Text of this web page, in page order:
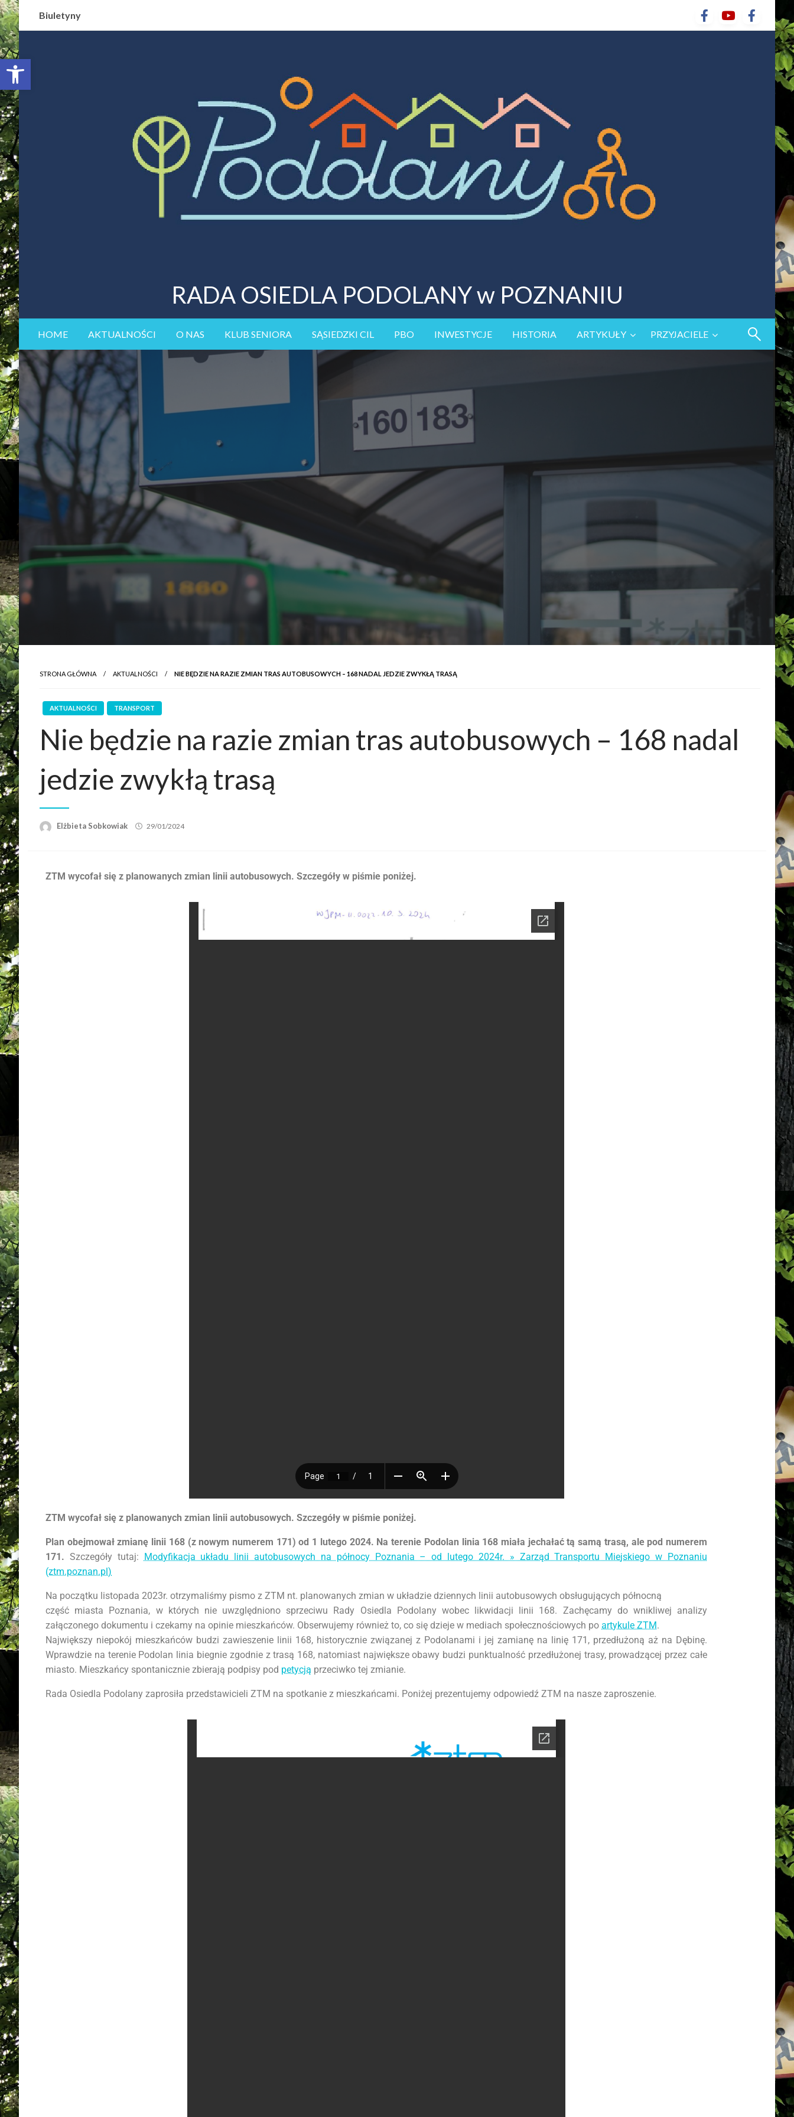
Otwórz pasek narzędzi
Biuletyny
RADA OSIEDLA PODOLANY w POZNANIU
HOME AKTUALNOŚCI O NAS KLUB SENIORA SĄSIEDZKI CIL PBO INWESTYCJE HISTORIA ARTYKUŁY PRZYJACIELE
STRONA GŁÓWNA AKTUALNOŚCI NIE BĘDZIE NA RAZIE ZMIAN TRAS AUTOBUSOWYCH – 168 NADAL JEDZIE ZWYKŁĄ TRASĄ
AKTUALNOŚCI TRANSPORT
Nie będzie na razie zmian tras autobusowych – 168 nadal
jedzie zwykłą trasą
Elżbieta Sobkowiak 29/01/2024
ZTM wycofał się z planowanych zmian linii autobusowych. Szczegóły w piśmie poniżej.
ZTM wycofał się z planowanych zmian linii autobusowych. Szczegóły w piśmie poniżej.
Plan obejmował zmianę linii 168 (z nowym numerem 171) od 1 lutego 2024. Na terenie Podolan linia 168 miała jechałać tą samą trasą, ale pod numerem
171. Szczegóły tutaj: Modyfikacja układu linii autobusowych na północy Poznania – od lutego 2024r. » Zarząd Transportu Miejskiego w Poznaniu
(ztm.poznan.pl)
Na początku listopada 2023r. otrzymaliśmy pismo z ZTM nt. planowanych zmian w układzie dziennych linii autobusowych obsługujących północną
część miasta Poznania, w których nie uwzględniono sprzeciwu Rady Osiedla Podolany wobec likwidacji linii 168. Zachęcamy do wnikliwej analizy
załączonego dokumentu i czekamy na opinie mieszkańców. Obserwujemy również to, co się dzieje w mediach społecznościowych po artykule ZTM.
Największy niepokój mieszkańców budzi zawieszenie linii 168, historycznie związanej z Podolanami i jej zamianę na linię 171, przedłużoną aż na Dębinę.
Wprawdzie na terenie Podolan linia biegnie zgodnie z trasą 168, natomiast największe obawy budzi punktualność przedłużonej trasy, prowadzącej przez całe
miasto. Mieszkańcy spontanicznie zbierają podpisy pod petycją przeciwko tej zmianie.
Rada Osiedla Podolany zaprosiła przedstawicieli ZTM na spotkanie z mieszkańcami. Poniżej prezentujemy odpowiedź ZTM na nasze zaproszenie.